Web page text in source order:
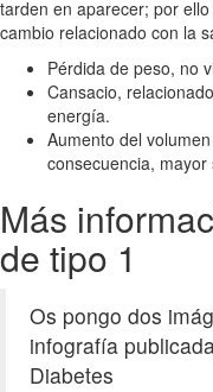
tarden en aparecer; por
cambio relacionado con la
Pérdida de peso, no
Cansacio,
energía.
Aumento del
consecuencia,
Más
de tipo 1
Os pongo dos
infografía
Diabetes